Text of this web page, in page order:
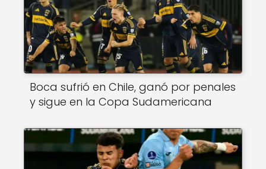
Boca sufrió en Chile, ganó por penales
y sigue en la Copa Sudamericana